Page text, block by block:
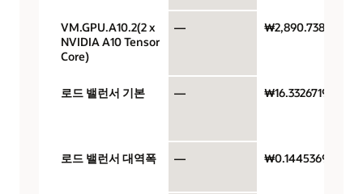
VM.GPU.A10.2(2 x
NVIDIA A10 Tensor
Core)
— ₩2,890.7384
로드 밸런서 기본 — ₩16.33267196
로드 밸런서 대역폭 — ₩0.14453692